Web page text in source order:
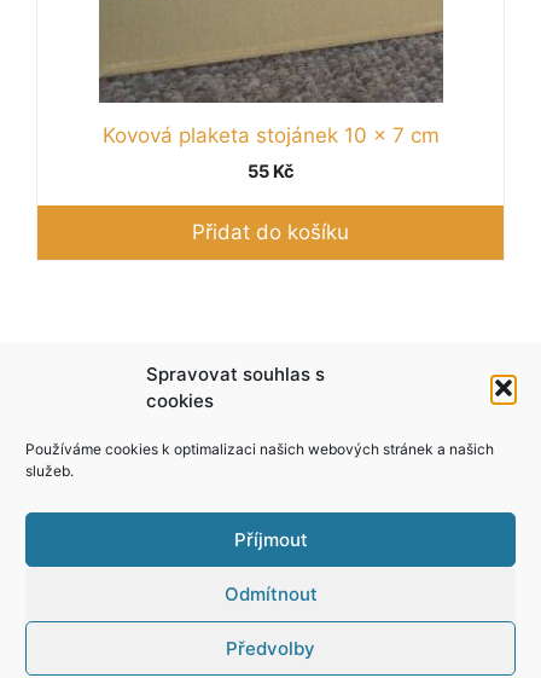
Spravovat souhlas s
cookies
Používáme cookies k optimalizaci našich webových stránek a našich
služeb.
Příjmout
Odmítnout
Předvolby
Kovová plaketa stojánek 10 x 7 cm
55 Kč
Přidat do košíku
Podle zákona o evidenci tržeb je prodávající
povinen vystavit kupujícímu účtenku. Zároveň je
daně online; v případě technického výpadku pak
© 2026 Yper• Vytvořeno sGeneratePress